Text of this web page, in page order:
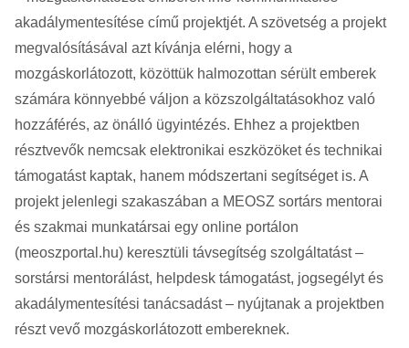
akadálymentesítése című projektjét. A szövetség a projekt
megvalósításával azt kívánja elérni, hogy a
mozgáskorlátozott, közöttük halmozottan sérült emberek
számára könnyebbé váljon a közszolgáltatásokhoz való
hozzáférés, az önálló ügyintézés. Ehhez a projektben
résztvevők nemcsak elektronikai eszközöket és technikai
támogatást kaptak, hanem módszertani segítséget is. A
projekt jelenlegi szakaszában a MEOSZ sortárs mentorai
és szakmai munkatársai egy online portálon
(meoszportal.hu) keresztüli távsegítség szolgáltatást –
sorstársi mentorálást, helpdesk támogatást, jogsegélyt és
akadálymentesítési tanácsadást – nyújtanak a projektben
részt vevő mozgáskorlátozott embereknek.